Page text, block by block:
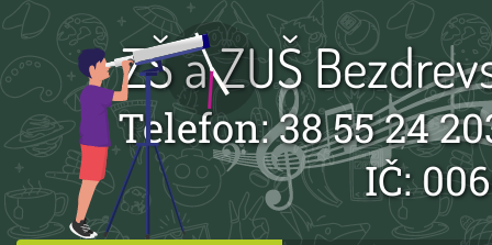
ZŠ a ZUŠ
Telefon: 38 55 24
IČ: